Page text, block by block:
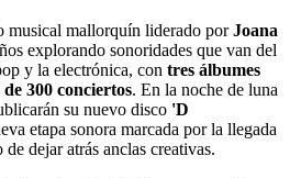
musical mallorquín liderado porJoana
explorando sonoridades que van del
y la electrónica, con tres álbumes
300 conciertos. En la noche de luna
su nuevo disco 'D
etapa sonora marcada por la llegada
dejar atrás anclas creativas.